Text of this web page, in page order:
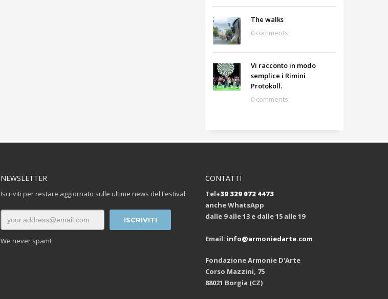
The walks
0 comments
Vi racconto in modo
semplice i Rimini
Protokoll.
0 comments
NEWSLETTER
Iscriviti per restare aggiornato sulle ultime news del Festival
We never spam!
CONTATTI
Tel+39 329 072 4473
anche WhatsApp
dalle 9 alle 13 e dalle 15 alle 19
Email: info@armoniedarte.com
Fondazione Armonie D'Arte
Corso Mazzini, 75
88021 Borgia (CZ)